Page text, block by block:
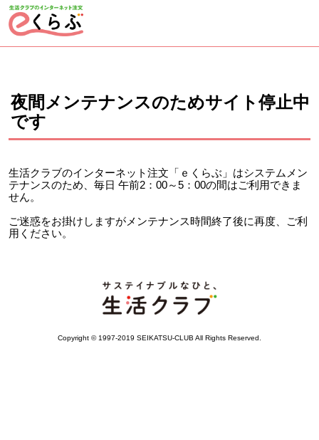
ページの先頭です。
夜間メンテナンスのためサイト停止中
です
生活クラブのインターネット注文「ｅくらぶ」はシステムメン
テナンスのため、毎日 午前2：00～5：00の間はご利用できま
せん。
ご迷惑をお掛けしますがメンテナンス時間終了後に再度、ご利
用ください。
Copyright © 1997-2019 SEIKATSU-CLUB All Rights Reserved.